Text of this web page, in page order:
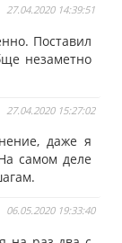
27.04.2020 14:39:51
Поставил
незаметно
27.04.2020 15:27:02
даже я
самом деле
06.05.2020 19:33:40